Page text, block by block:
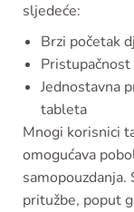
sljedeće:
Brzi početak
Jednostavna
tableta
Mnogi korisnici
omogućava
pritužbe, poput